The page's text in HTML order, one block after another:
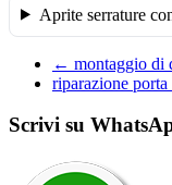
Aprite serrature
← montaggio di
riparazione porta
Scrivi su